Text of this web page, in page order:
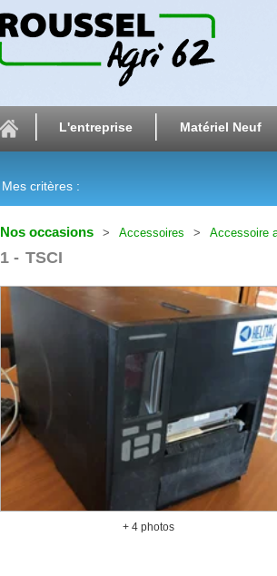
L'entreprise Matériel Neuf
Mes critères :
Nos occasions Accessoires Accessoire
1 TSCI
+ 4 photos